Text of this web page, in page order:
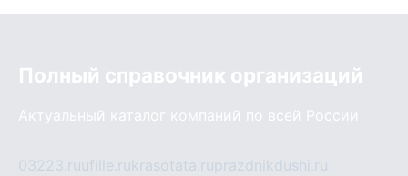
Полный справочник организаций
Актуальный каталог компаний по всей России
03223.ruufille.rukrasotata.ruprazdnikdushi.ru